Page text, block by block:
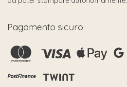
Pagamento sicuro